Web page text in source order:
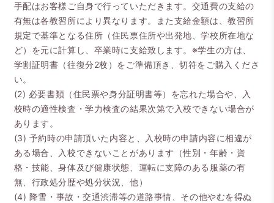
手配はお客様ご自身で行っていただきます。交通費の支給の
有無は各教習所により異なります。また支給金額は、教習所
規定で基準となる住所（住民票住所や出発地、学校所在地な
ど）を元に計算し、卒業時に支給致します。※学生の方は、
学割証明書（往復分2枚）をご準備頂き、切符をご購入くださ
い。
(2) 必要書類（住民票や身分証明書等）を忘れた場合や、入
校時の適性検査・学力検査の結果次第で入校できない場合が
あります。
(3) 予約時の申請頂いた内容と、入校時の申請内容に相違が
ある場合、入校できないことがあります（性別・年齢・資
格・技能、身体及び健康状態、運転に支障のある服薬の有
無、行政処分歴や処分状況、他）
(4) 降雪・事故・交通渋滞等の道路事情、その他やむを得ぬ